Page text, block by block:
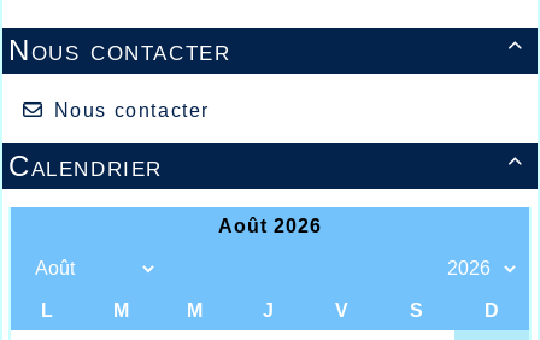

Nous contacter
Nous contacter

Calendrier